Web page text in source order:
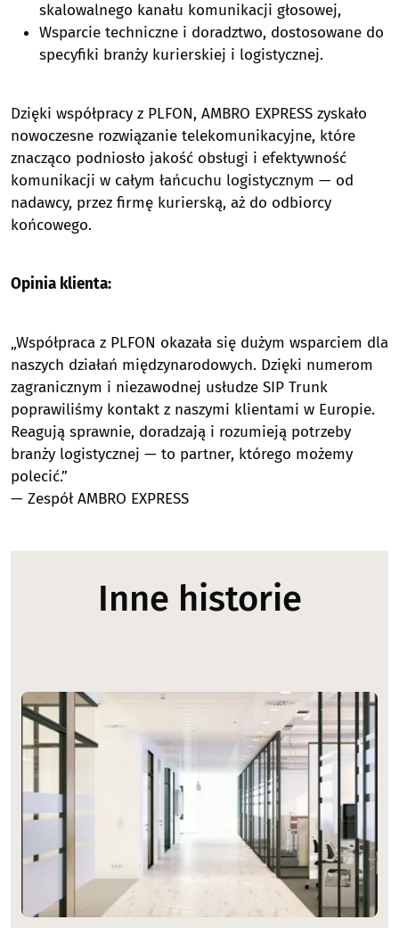
skalowalnego kanału komunikacji głosowej,
Wsparcie techniczne i doradztwo, dostosowane do
specyfiki branży kurierskiej i logistycznej.
Dzięki współpracy z PLFON, AMBRO EXPRESS zyskało
nowoczesne rozwiązanie telekomunikacyjne, które
znacząco podniosło jakość obsługi i efektywność
komunikacji w całym łańcuchu logistycznym — od
nadawcy, przez firmę kurierską, aż do odbiorcy
końcowego.
Opinia klienta:
„Współpraca z PLFON okazała się dużym wsparciem dla
naszych działań międzynarodowych. Dzięki numerom
zagranicznym i niezawodnej usłudze SIP Trunk
poprawiliśmy kontakt z naszymi klientami w Europie.
Reagują sprawnie, doradzają i rozumieją potrzeby
branży logistycznej — to partner, którego możemy
polecić.”
— Zespół AMBRO EXPRESS
Inne historie
Image